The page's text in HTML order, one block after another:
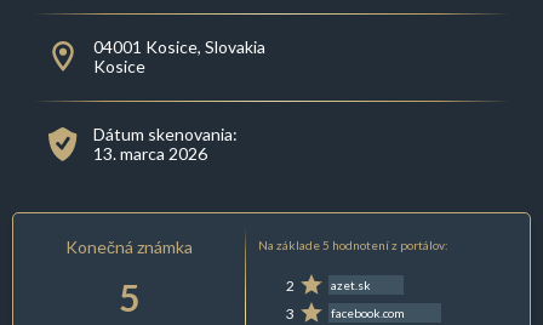
04001 Kosice, Slovakia
Kosice
Dátum skenovania:
13. marca 2026
Konečná známka
5
Na základe 5 hodnotení z portálov:
2 azet.sk
3 facebook.com